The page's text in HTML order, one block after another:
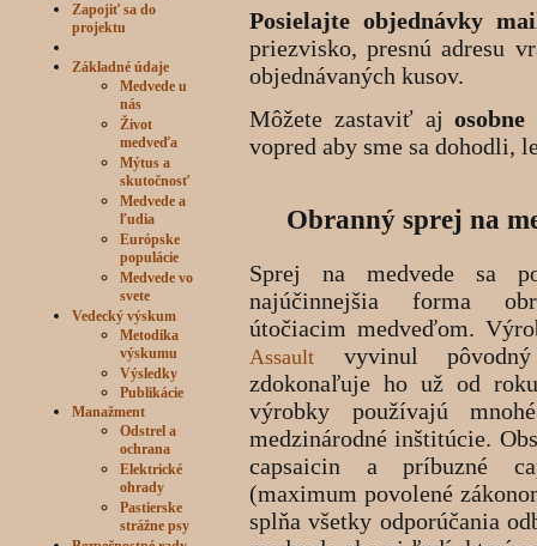
Zapojiť sa do
projektu
Základné údaje
Medvede u
nás
Život
medveďa
Mýtus a
skutočnosť
Medvede a
ľudia
Európske
populácie
Medvede vo
svete
Vedecký výskum
Metodika
výskumu
Výsledky
Publikácie
Manažment
Odstrel a
ochrana
Elektrické
ohrady
Pastierske
strážne psy
Posielajte objednávky
priezvisko, presnú adresu
objednávaných kusov.
Môžete zastaviť aj
vopred aby sme sa dohodli,
Obranný sprej na
Sprej na medvede sa
najúčinnejšia forma
útočiacim medveďom.
Assault vyvinul
zdokonaľuje ho už od
výrobky používajú
medzinárodné inštitúcie.
capsaicin a príbuzné
(maximum povolené
splňa všetky odporúčania